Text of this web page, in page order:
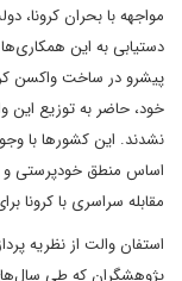
مواجهه با بحران کرونا،
دستیابی به این
پیشرو در ساخت واکسن
خود، حاضر به توزیع
نشدند. این کشور‌ها با
اساس منطق خودپرستی و
مقابله سراسری با کرونا
استفان والت از نظریه
پژوهشگران که طی